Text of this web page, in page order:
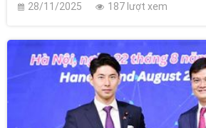
28/11/2025 187 lượt xem